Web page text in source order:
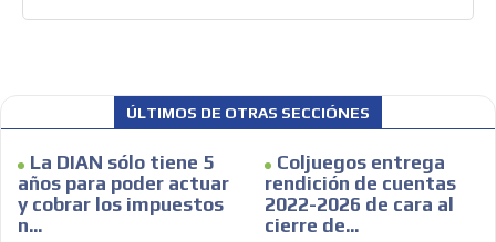
ÚLTIMOS DE OTRAS SECCIÓNES
La DIAN sólo tiene 5
años para poder actuar
y cobrar los impuestos
n...
Coljuegos entrega
rendición de cuentas
2022-2026 de cara al
cierre de...